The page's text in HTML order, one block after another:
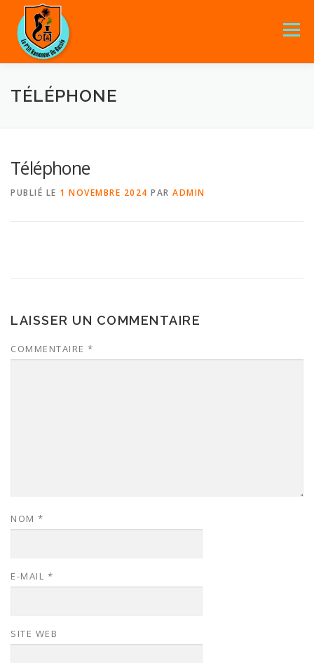
Menu
AVANTAGES A PROPOS
TÉLÉPHONE
Téléphone
PUBLIÉ LE 1 NOVEMBRE 2024 PAR ADMIN
LAISSER UN COMMENTAIRE
COMMENTAIRE *
NOM *
E-MAIL *
SITE WEB